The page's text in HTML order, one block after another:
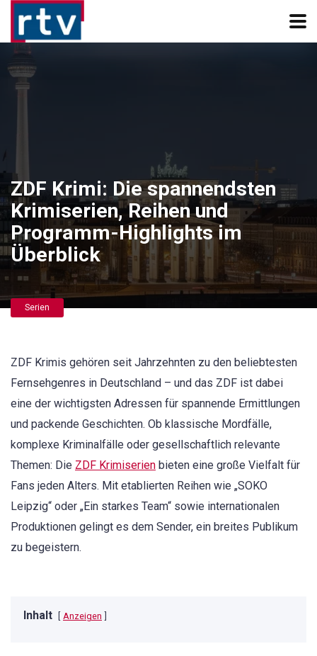
ZDF Krimi: Die spannendsten
Krimiserien, Reihen und
Programm-Highlights im
Überblick
Serien
ZDF Krimis gehören seit Jahrzehnten zu den beliebtesten
Fernsehgenres in Deutschland – und das ZDF ist dabei
eine der wichtigsten Adressen für spannende Ermittlungen
und packende Geschichten. Ob klassische Mordfälle,
komplexe Kriminalfälle oder gesellschaftlich relevante
Themen: Die ZDF Krimiserien bieten eine große Vielfalt für
Fans jeden Alters. Mit etablierten Reihen wie „SOKO
Leipzig“ oder „Ein starkes Team“ sowie internationalen
Produktionen gelingt es dem Sender, ein breites Publikum
zu begeistern.
Inhalt Anzeigen